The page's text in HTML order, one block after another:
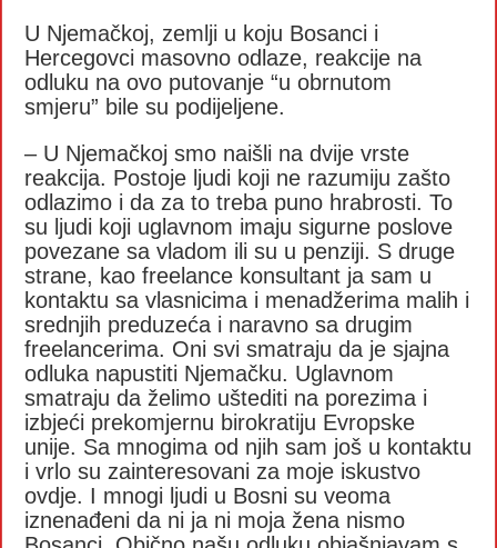
U Njemačkoj, zemlji u koju Bosanci i
Hercegovci masovno odlaze, reakcije na
odluku na ovo putovanje “u obrnutom
smjeru” bile su podijeljene.
– U Njemačkoj smo naišli na dvije vrste
reakcija. Postoje ljudi koji ne razumiju zašto
odlazimo i da za to treba puno hrabrosti. To
su ljudi koji uglavnom imaju sigurne poslove
povezane sa vladom ili su u penziji. S druge
strane, kao freelance konsultant ja sam u
kontaktu sa vlasnicima i menadžerima malih i
srednjih preduzeća i naravno sa drugim
freelancerima. Oni svi smatraju da je sjajna
odluka napustiti Njemačku. Uglavnom
smatraju da želimo uštediti na porezima i
izbjeći prekomjernu birokratiju Evropske
unije. Sa mnogima od njih sam još u kontaktu
i vrlo su zainteresovani za moje iskustvo
ovdje. I mnogi ljudi u Bosni su veoma
iznenađeni da ni ja ni moja žena nismo